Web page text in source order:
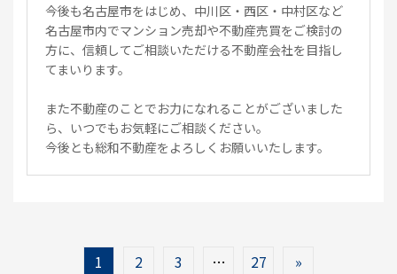
今後も名古屋市をはじめ、中川区・西区・中村区など
名古屋市内でマンション売却や不動産売買をご検討の
方に、信頼してご相談いただける不動産会社を目指し
てまいります。
また不動産のことでお力になれることがございました
ら、いつでもお気軽にご相談ください。
今後とも総和不動産をよろしくお願いいたします。
1 2 3 … 27 »